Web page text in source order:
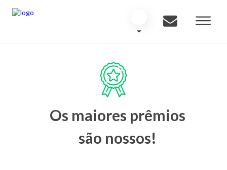
Os maiores prêmios
são nossos!